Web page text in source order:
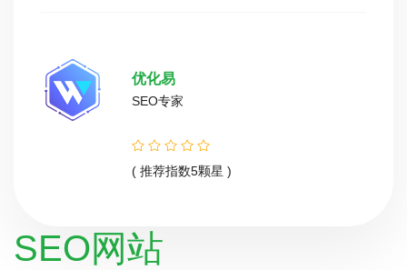
优化易
SEO专家
( 推荐指数5颗星 )
SEO网站